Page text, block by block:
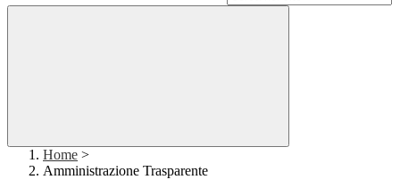
Home >
Amministrazione Trasparente